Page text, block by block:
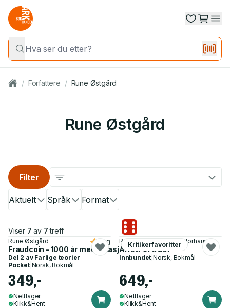
/ Forfattere / Rune Østgård
Rune Østgård
Aktuelt Språk Format
Filter
Viser 7 av 7 treff
Rune Østgård
Fraudcoin - 1000 år med inflasjon som politikk
5.0
Del 2 av Farlige teorier
Pocket| Norsk, Bokmål
349,-
Nettlager
Klikk&Hent
Kritikerfavoritter
Rune Østgård, Mattis Storhaug
Arrow of truth
Innbundet |Norsk, Bokmål
649,-
Nettlager
Klikk&Hent